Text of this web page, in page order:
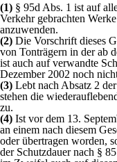
(1) § 95d Abs. 1 ist auf
Verkehr gebrachten
anzuwenden.
(2) Die Vorschrift dieses
von Tonträgern in der ab
ist auch auf verwandte
Dezember 2002 noch
(3) Lebt nach Absatz 2
stehen die
zu.
(4) Ist vor dem 13.
an einem nach diesem
oder übertragen worden,
der Schutzdauer nach §